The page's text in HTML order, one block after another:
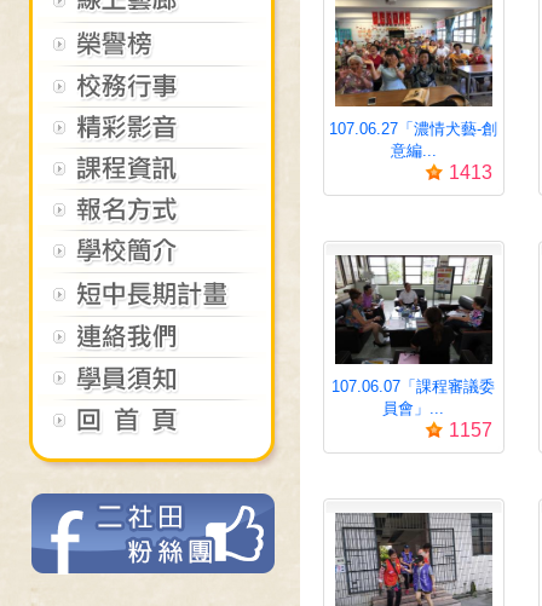
107.06.27「濃情犬藝-創
意編...
1413
107.06.07「課程審議委
員會」...
1157